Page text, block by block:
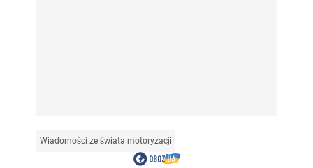
Wiadomości ze świata motoryzacji